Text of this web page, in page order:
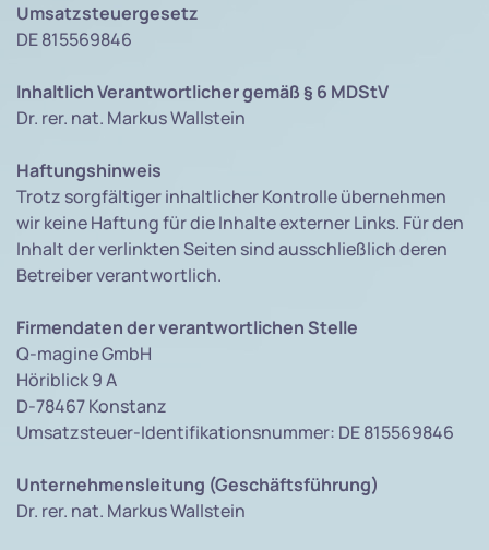
Umsatzsteuergesetz
DE 815569846
Inhaltlich Verantwortlicher gemäß § 6 MDStV
Dr. rer. nat. Markus Wallstein
Haftungshinweis
Trotz sorgfältiger inhaltlicher Kontrolle übernehmen
wir keine Haftung für die Inhalte externer Links. Für den
Inhalt der verlinkten Seiten sind ausschließlich deren
Betreiber verantwortlich.
Firmendaten der verantwortlichen Stelle
Q-magine GmbH
Höriblick 9 A
D-78467 Konstanz
Umsatzsteuer-Identifikationsnummer: DE 815569846
Unternehmensleitung (Geschäftsführung)
Dr. rer. nat. Markus Wallstein